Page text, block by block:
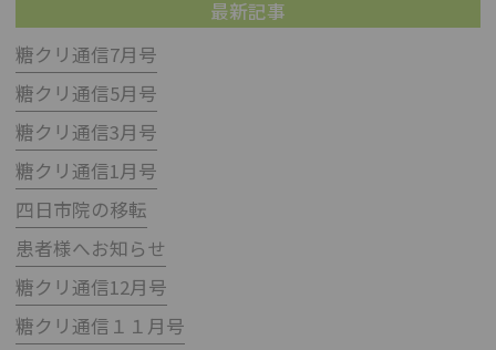
最新記事
糖クリ通信7月号
糖クリ通信5月号
糖クリ通信3月号
糖クリ通信1月号
四日市院の移転
患者様へお知らせ
糖クリ通信12月号
糖クリ通信１１月号